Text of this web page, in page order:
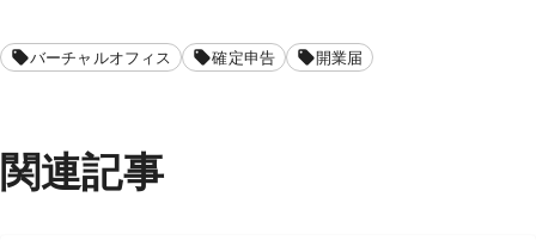
バーチャルオフィス 確定申告 開業届
関連記事